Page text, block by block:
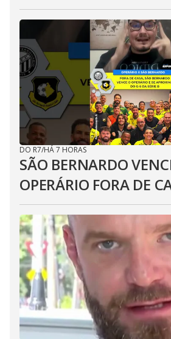
DO R7/HÁ 7 HORAS
SÃO BERNARDO
OPERÁRIO FORA DE